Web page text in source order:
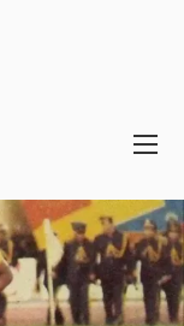
Main
Secondary
Navigation